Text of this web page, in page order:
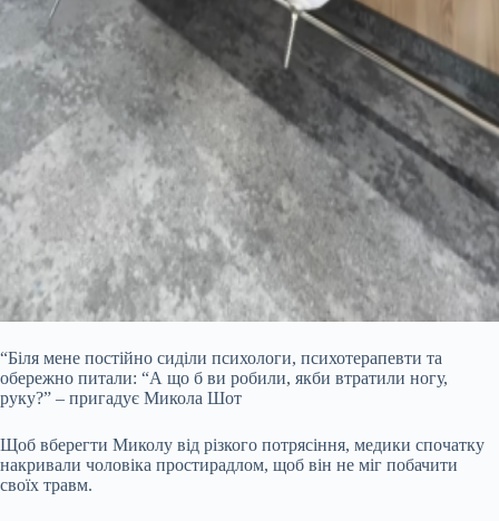
“Біля мене постійно сиділи психологи, психотерапевти та
обережно питали: “А що б ви робили, якби втратили ногу,
руку?” – пригадує Микола Шот
Щоб вберегти Миколу від різкого потрясіння, медики спочатку
накривали чоловіка простирадлом, щоб він не міг побачити
своїх травм.